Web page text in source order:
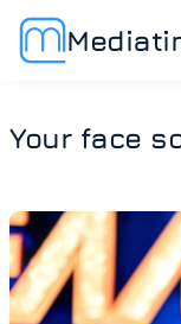
Your face